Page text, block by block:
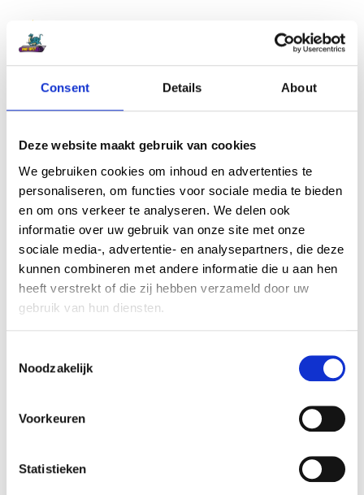
Consent Details About
Deze website maakt gebruik van cookies
We gebruiken cookies om inhoud en advertenties te
personaliseren, om functies voor sociale media te bieden
en om ons verkeer te analyseren. We delen ook
informatie over uw gebruik van onze site met onze
sociale media-, advertentie- en analysepartners, die deze
kunnen combineren met andere informatie die u aan hen
heeft verstrekt of die zij hebben verzameld door uw
gebruik van hun diensten.
Noodzakelijk
Voorkeuren
Statistieken
Interesse in dit product?
Beschrijf hieronder uw wensen of bel ons gerust op, wij
0321 318 386
Naam * E-mailadres *
Telefoonnummer Onderwerp *